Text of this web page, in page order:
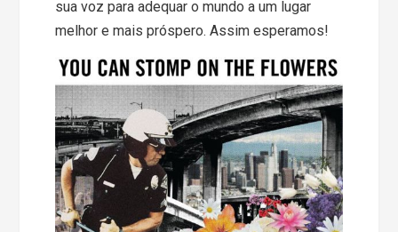
sua voz para adequar o mundo a um lugar
melhor e mais próspero. Assim esperamos!